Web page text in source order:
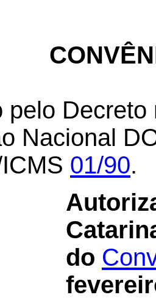
pelo Decreto
Nacional
01/90.
do